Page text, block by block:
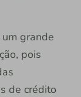
grande
pois
de crédito